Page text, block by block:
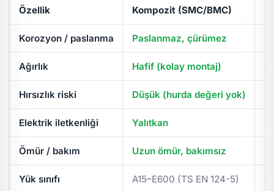
Özellik Kompozit (SMC/BMC)
Korozyon / paslanma Paslanmaz, çürümez
Ağırlık Hafif (kolay montaj)
Hırsızlık riski Düşük (hurda değeri yok)
Elektrik iletkenliği Yalıtkan
Ömür / bakım Uzun ömür, bakımsız
Yük sınıfı A15–E600 (TS EN 124-5)